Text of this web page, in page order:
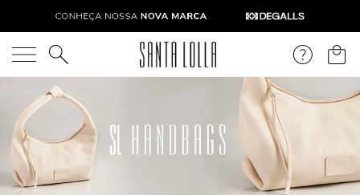
O que você está procurando?